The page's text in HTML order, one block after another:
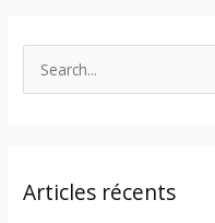
c
Articles récents